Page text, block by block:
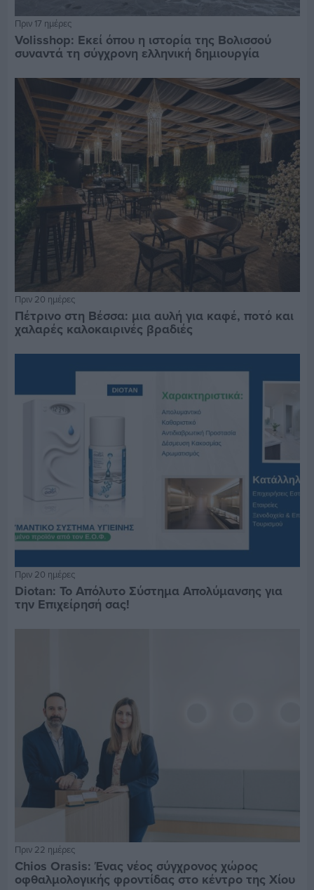
Πριν 17 ημέρες
Volisshop: Εκεί όπου η ιστορία της Βολισσού
συναντά τη σύγχρονη ελληνική δημιουργία
Πριν 20 ημέρες
Πέτρινο στη Βέσσα: μια αυλή για καφέ, ποτό και
χαλαρές καλοκαιρινές βραδιές
Πριν 20 ημέρες
Diotan: Το Απόλυτο Σύστημα Απολύμανσης για
την Επιχείρησή σας!
Πριν 22 ημέρες
Chios Orasis: Ένας νέος σύγχρονος χώρος
οφθαλμολογικής φροντίδας στο κέντρο της Χίου